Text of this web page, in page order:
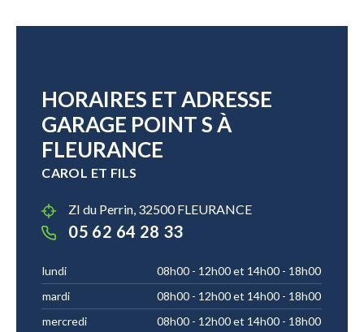
HORAIRES ET ADRESSE
GARAGE POINT S À
FLEURANCE
CAROL ET FILS
ZI du Perrin, 32500 FLEURANCE
05 62 64 28 33
lundi
08h00 - 12h00 et 14h00 - 18h00
mardi
08h00 - 12h00 et 14h00 - 18h00
mercredi
08h00 - 12h00 et 14h00 - 18h00